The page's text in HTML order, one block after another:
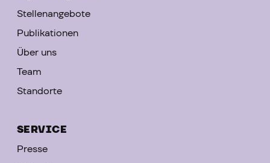
Stellenangebote
Publikationen
Über uns
Team
Standorte
SERVICE
Presse